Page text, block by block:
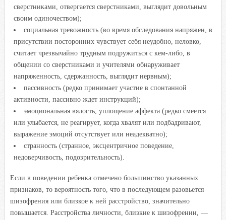
сверстниками, отвергается сверстниками, выглядит довольным
своим одиночеством);
социальная тревожность (во время обследования напряжен, в
присутствии посторонних чувствует себя неудобно, неловко,
считает чрезвычайно трудным подружиться с кем-либо, в
общении со сверстниками и учителями обнаруживает
напряженность, сдержанность, выглядит нервным);
пассивность (редко принимает участие в спонтанной
активности, пассивно ждет инструкций);
эмоциональная вялость, уплощение аффекта (редко смеется
или улыбается, не реагирует, когда хвалят или подбадривают,
выражение эмоций отсутствует или неадекватно);
странность (странное, эксцентричное поведение,
недоверчивость, подозрительность).
Если в поведении ребенка отмечено большинство указанных
признаков, то вероятность того, что в последующем разовьется
шизофрения или близкое к ней расстройство, значительно
повышается. Расстройства личности, близкие к шизофрении, —